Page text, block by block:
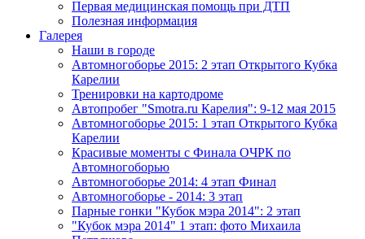
Первая медицинская помощь при ДТП
Полезная информация
Галерея
Наши в городе
Автомногоборье 2015: 2 этап Открытого Кубка
Карелии
Тренировки на картодроме
Автопробег "Smotra.ru Карелия": 9-12 мая 2015
Автомногоборье 2015: 1 этап Открытого Кубка
Карелии
Красивые моменты с Финала ОЧРК по
Автомногоборью
Автомногоборье 2014: 4 этап Финал
Автомногоборье - 2014: 3 этап
Парные гонки "Кубок мэра 2014": 2 этап
"Кубок мэра 2014" 1 этап: фото Михаила